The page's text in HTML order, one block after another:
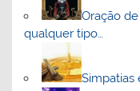
Oração
qualquer tipo…
Simpatias